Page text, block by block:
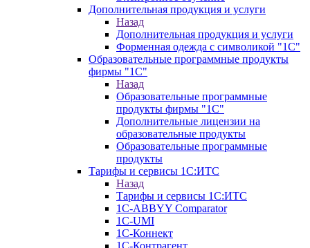
Дополнительная продукция и услуги
Назад
Дополнительная продукция и услуги
Форменная одежда с символикой "1С"
Образовательные программные продукты
фирмы "1С"
Назад
Образовательные программные
продукты фирмы "1С"
Дополнительные лицензии на
образовательные продукты
Образовательные программные
продукты
Тарифы и сервисы 1С:ИТС
Назад
Тарифы и сервисы 1С:ИТС
1С-ABBYY Comparator
1С-UMI
1С-Коннект
1С-Контрагент